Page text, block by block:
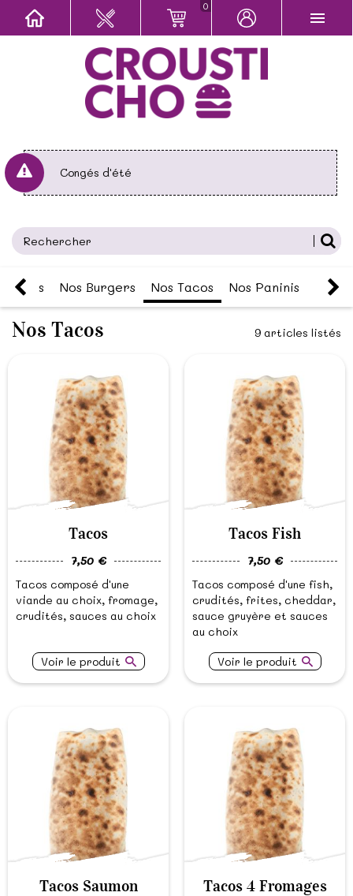
0
Congés d'été
Menus Nos Burgers Nos Tacos Nos Paninis Nos
Nos Tacos 9 articles listés
Tacos
7,50 €
Tacos composé d'une
viande au choix, fromage,
crudités, sauces au choix
Voir le produit
Tacos Fish
7,50 €
Tacos composé d'une fish,
crudités, frites, cheddar,
sauce gruyère et sauces
au choix
Voir le produit
Tacos Saumon Tacos 4 Fromages